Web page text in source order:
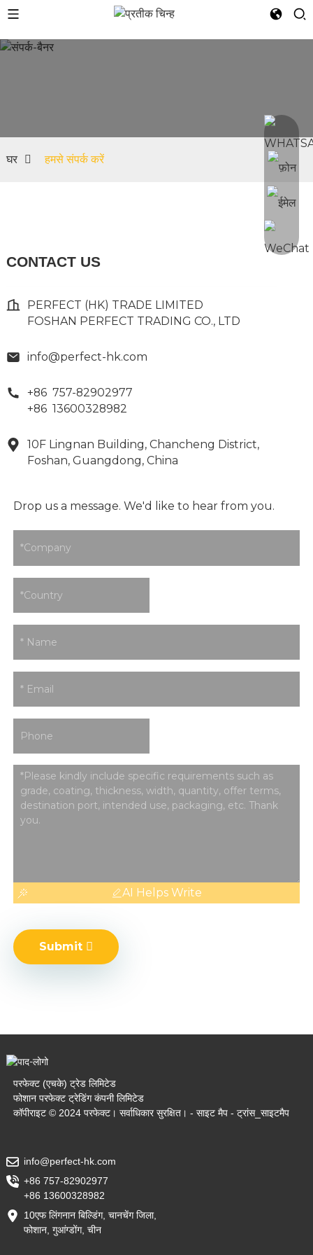
घर हमसे संपर्क करें
CONTACT US
PERFECT (HK) TRADE LIMITED
FOSHAN PERFECT TRADING CO., LTD
info@perfect-hk.com
+86 757-82902977
+86 13600328982
10F Lingnan Building, Chancheng District,
Foshan, Guangdong, China
Drop us a message. We'd like to hear from you.
AI Helps Write
Submit
परफेक्ट (एचके) ट्रेड लिमिटेड
फोशान परफेक्ट ट्रेडिंग कंपनी लिमिटेड
कॉपीराइट © 2024 परफेक्ट। सर्वाधिकार सुरक्षित। - साइट मैप- ट्रांस_साइटमैप
info@perfect-hk.com
+86 757-82902977
+86 13600328982
10एफ लिंगनान बिल्डिंग, चानचेंग जिला,
फोशान, गुआंग्डोंग, चीन